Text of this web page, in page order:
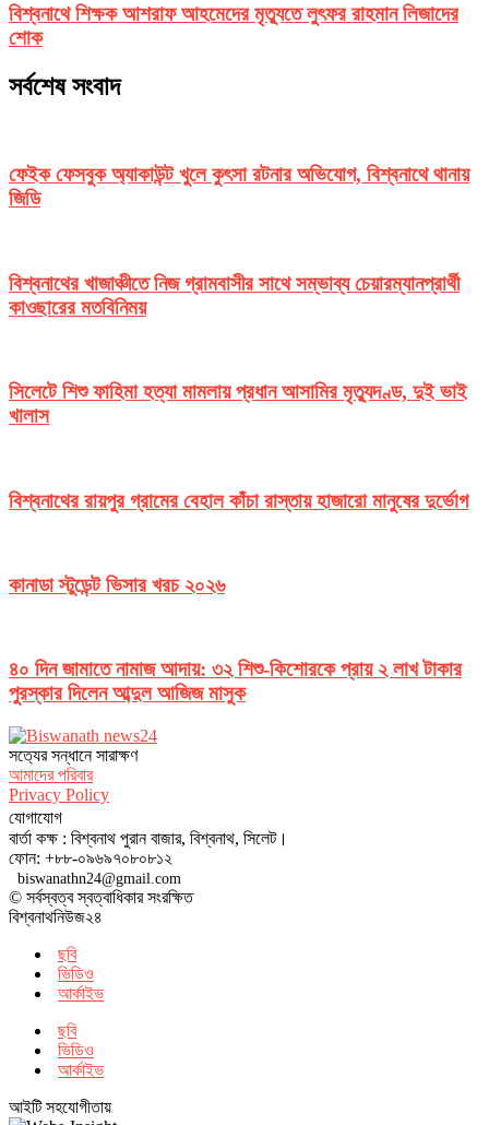
বিশ্বনাথে শিক্ষক আশরাফ আহমেদের মৃত্যুতে লুৎফর রাহমান লিজাদের
শোক
সর্বশেষ সংবাদ
ফেইক ফেসবুক অ্যাকাউন্ট খুলে কুৎসা রটনার অভিযোগ, বিশ্বনাথে থানায়
জিডি
বিশ্বনাথের খাজাঞ্চীতে নিজ গ্রামবাসীর সাথে সম্ভাব্য চেয়ারম্যানপ্রার্থী
কাওছারের মতবিনিময়
সিলেটে শিশু ফাহিমা হত্যা মামলায় প্রধান আসামির মৃত্যুদণ্ড, দুই ভাই
খালাস
বিশ্বনাথের রায়পুর গ্রামের বেহাল কাঁচা রাস্তায় হাজারো মানুষের দুর্ভোগ
কানাডা স্টুডেন্ট ভিসার খরচ ২০২৬
৪০ দিন জামাতে নামাজ আদায়: ৩২ শিশু-কিশোরকে প্রায় ২ লাখ টাকার
পুরস্কার দিলেন আব্দুল আজিজ মাসুক
সত‌্যের সন্ধানে সারাক্ষণ
আমাদের পরিবার
Privacy Policy
যোগাযোগ
বার্তা কক্ষ : বিশ্বনাথ পুরান বাজার, বিশ্বনাথ, সিলেট।
ফোন: +৮৮-০৯৬৯৭০৮০৮১২
biswanathn24@gmail.com
© সর্বস্বত্ব স্বত্বাধিকার সংরক্ষিত
বিশ্বনাথনিউজ২৪
ছবি
ভিডিও
আর্কাইভ
ছবি
ভিডিও
আর্কাইভ
আইটি সহযোগীতায়